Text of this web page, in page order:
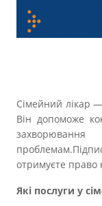
Сімейний лікар
Він допоможе
отримуєте право
Які послуги у